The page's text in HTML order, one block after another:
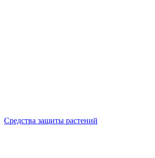
Средства защиты растений